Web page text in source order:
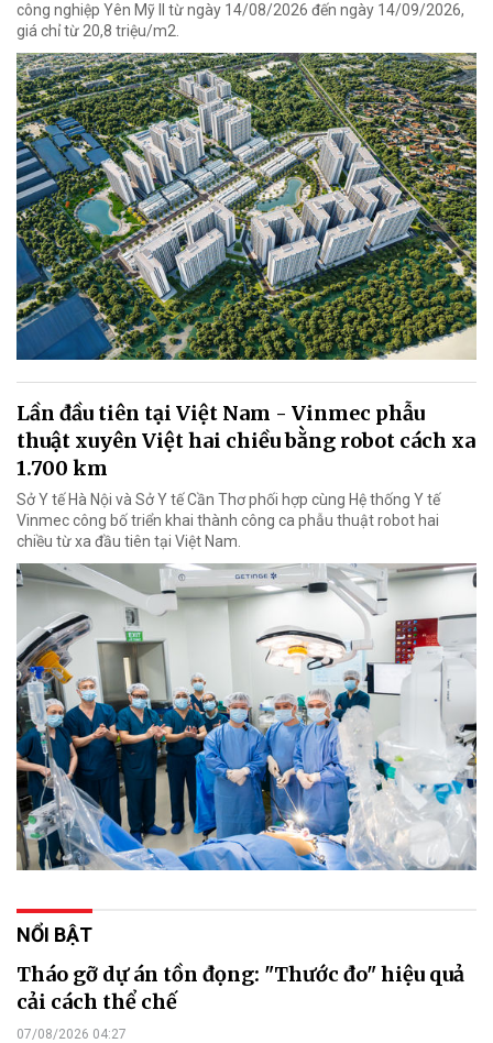
công nghiệp Yên Mỹ II từ ngày 14/08/2026 đến ngày 14/09/2026,
giá chỉ từ 20,8 triệu/m2.
Lần đầu tiên tại Việt Nam - Vinmec phẫu
thuật xuyên Việt hai chiều bằng robot cách xa
1.700 km
Sở Y tế Hà Nội và Sở Y tế Cần Thơ phối hợp cùng Hệ thống Y tế
Vinmec công bố triển khai thành công ca phẫu thuật robot hai
chiều từ xa đầu tiên tại Việt Nam.
NỔI BẬT
Tháo gỡ dự án tồn đọng: "Thước đo" hiệu quả
cải cách thể chế
07/08/2026 04:27